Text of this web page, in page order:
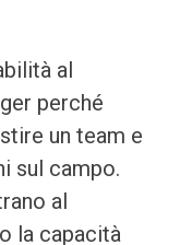
al
perché
un team e
sul campo.
al
la capacità